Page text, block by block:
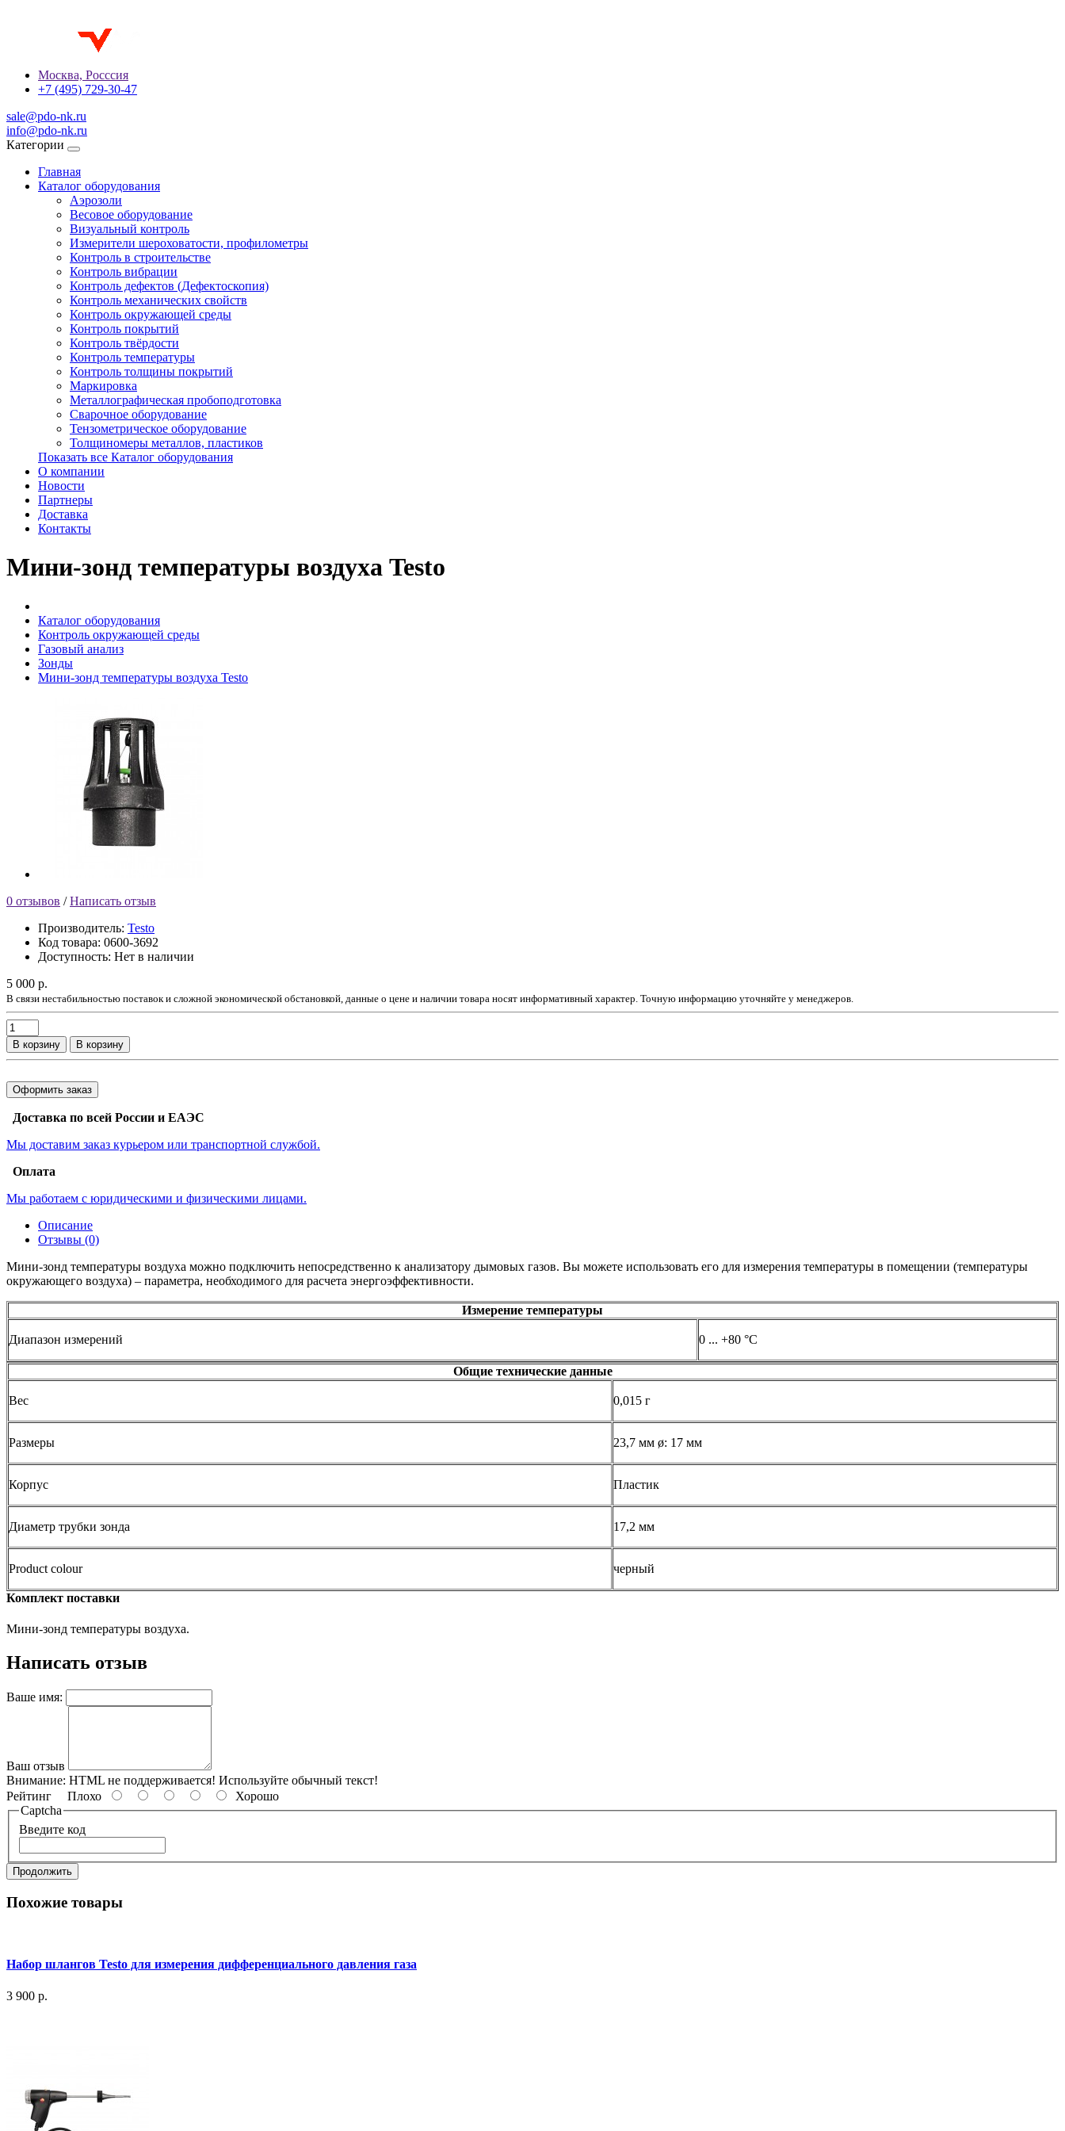
Москва, Росссия
+7 (495) 729-30-47
sale@pdo-nk.ru
info@pdo-nk.ru
Категории
Главная
Каталог оборудования
Аэрозоли
Весовое оборудование
Визуальный контроль
Измерители шероховатости, профилометры
Контроль в строительстве
Контроль вибрации
Контроль дефектов (Дефектоскопия)
Контроль механических свойств
Контроль окружающей среды
Контроль покрытий
Контроль твёрдости
Контроль температуры
Контроль толщины покрытий
Маркировка
Металлографическая пробоподготовка
Сварочное оборудование
Тензометрическое оборудование
Толщиномеры металлов, пластиков
Показать все Каталог оборудования
О компании
Новости
Партнеры
Доставка
Контакты
Мини-зонд температуры воздуха Testo
Каталог оборудования
Контроль окружающей среды
Газовый анализ
Зонды
Мини-зонд температуры воздуха Testo
0 отзывов /Написать отзыв
Производитель: Testo
Код товара: 0600-3692
Доступность: Нет в наличии
5 000 р.
В связи нестабильностью поставок и сложной экономической обстановкой, данные о цене и наличии товара носят информативный характер. Точную информацию уточняйте у менеджеров.
В корзину В корзину
Оформить заказ
Доставка по всей России и ЕАЭС
Мы доставим заказ курьером или транспортной службой.
Оплата
Мы работаем с юридическими и физическими лицами.
Описание
Отзывы (0)
Мини-зонд температуры воздуха можно подключить непосредственно к анализатору дымовых газов. Вы можете использовать его для измерения температуры в помещении (температуры
окружающего воздуха) – параметра, необходимого для расчета энергоэффективности.
Измерение температуры
Диапазон измерений 0 ... +80 °C
Общие технические данные
Вес 0,015 г
Размеры 23,7 мм ø: 17 мм
Корпус Пластик
Диаметр трубки зонда 17,2 мм
Product colour черный
Комплект поставки
Мини-зонд температуры воздуха.
Написать отзыв
Ваше имя:
Ваш отзыв
Внимание: HTML не поддерживается! Используйте обычный текст!
Рейтинг Плохо
Хорошо
Captcha
Введите код
Продолжить
Похожие товары
Набор шлангов Testo для измерения дифференциального давления газа
3 900 р.